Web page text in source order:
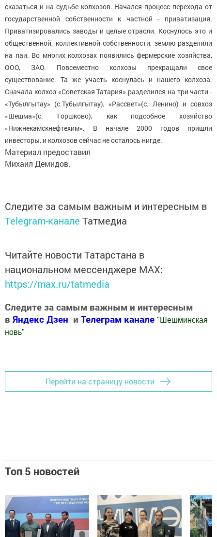
сказаться и на судьбе колхозов. Начался процесс перехода от
государственной собственности к частной - приватизация.
Приватизировались заводы и целые отрасли. Коснулось это и
общественной, коллективной собственности, землю разделили
на паи. Во многих колхозах появились фермерские хозяйства,
ООО, ЗАО. Повсеместно колхозы прекращали свое
существование. Та же участь коснулась и нашего колхоза.
Сначала колхоз «Советская Татария» разделился на три части -
«Тубылгытау» (с.Тубылгытау), «Рассвет»(с. Ленино) и совхоз
«Шешма»(с. Горшково), как подсобное хозяйство
«Нижнекамскнефтехим». В начале 2000 годов пришли
инвесторы, и колхозов сейчас не осталось нигде.
Материал предоставил
Михаил Демидов.
Следите за самым важным и интересным в
Telegram-канале Татмедиа
Читайте новости Татарстана в
национальном мессенджере MАХ:
https://max.ru/tatmedia
Следите за самым важным и интересным
в Яндекс Дзен и Телеграм канале " Шешминская
новь"
Перейти на страницу новости
Топ 5 новостей